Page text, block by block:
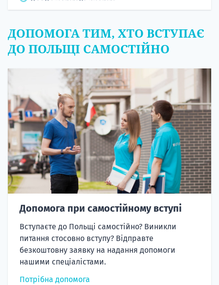
ДОПОМОГА ТИМ, ХТО ВСТУПАЄ
ДО ПОЛЬЩІ САМОСТІЙНО
Допомога при самостійному вступі
Вступаєте до Польщі самостійно? Виникли
питання стосовно вступу? Відправте
безкоштовну заявку на надання допомоги
нашими спеціалістами.
Потрібна допомога